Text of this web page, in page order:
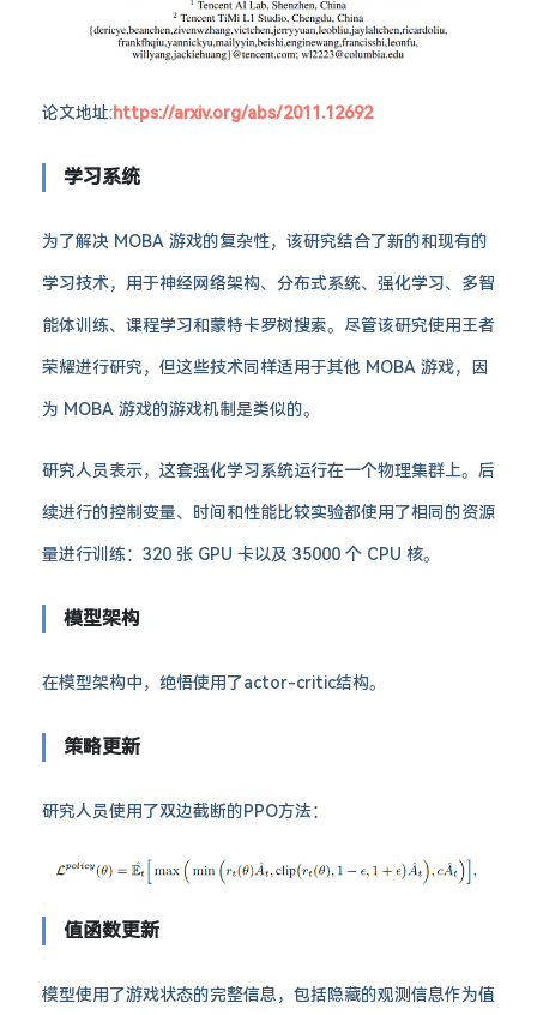
论文地址:https://arxiv.org/abs/2011.12692
学习系统
为了解决 MOBA 游戏的复杂性，该研究结合了新的和现有的
学习技术，用于神经网络架构、分布式系统、强化学习、多智
能体训练、课程学习和蒙特卡罗树搜索。尽管该研究使用王者
荣耀进行研究，但这些技术同样适用于其他 MOBA 游戏，因
为 MOBA 游戏的游戏机制是类似的。
研究人员表示，这套强化学习系统运行在一个物理集群上。后
续进行的控制变量、时间和性能比较实验都使用了相同的资源
量进行训练：320 张 GPU 卡以及 35000 个 CPU 核。
模型架构
在模型架构中，绝悟使用了actor-critic结构。
策略更新
研究人员使用了双边截断的PPO方法：
值函数更新
模型使用了游戏状态的完整信息，包括隐藏的观测信息作为值